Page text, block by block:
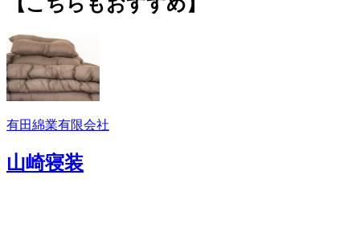
有田綿業有限会社
山崎寝装